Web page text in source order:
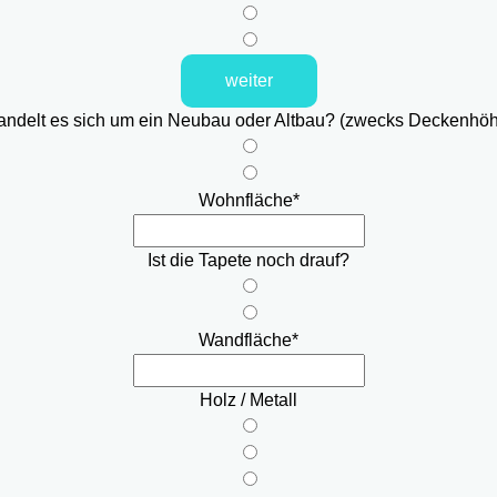
weiter
es sich um ein Neubau oder Altbau? (zwecks
Wohnfläche*
Ist die Tapete noch drauf?
Wandfläche*
Holz / Metall